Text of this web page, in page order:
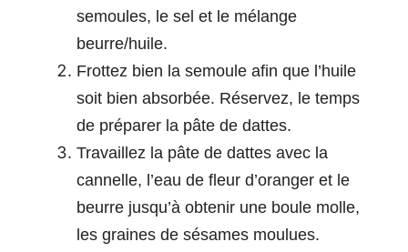
semoules, le sel et le mélange
beurre/huile.
Frottez bien la semoule afin que l’huile
soit bien absorbée. Réservez, le temps
de préparer la pâte de dattes.
Travaillez la pâte de dattes avec la
cannelle, l’eau de fleur d’oranger et le
beurre jusqu’à obtenir une boule molle,
les graines de sésames moulues.